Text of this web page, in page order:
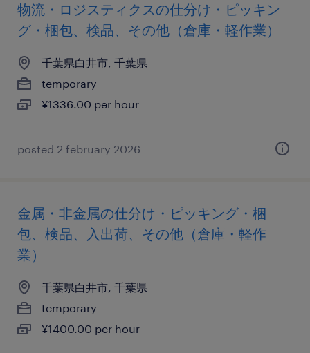
物流・ロジスティクスの仕分け・ピッキン
グ・梱包、検品、その他（倉庫・軽作業）
千葉県白井市, 千葉県
temporary
¥1336.00 per hour
posted 2 february 2026
金属・非金属の仕分け・ピッキング・梱
包、検品、入出荷、その他（倉庫・軽作
業）
千葉県白井市, 千葉県
temporary
¥1400.00 per hour